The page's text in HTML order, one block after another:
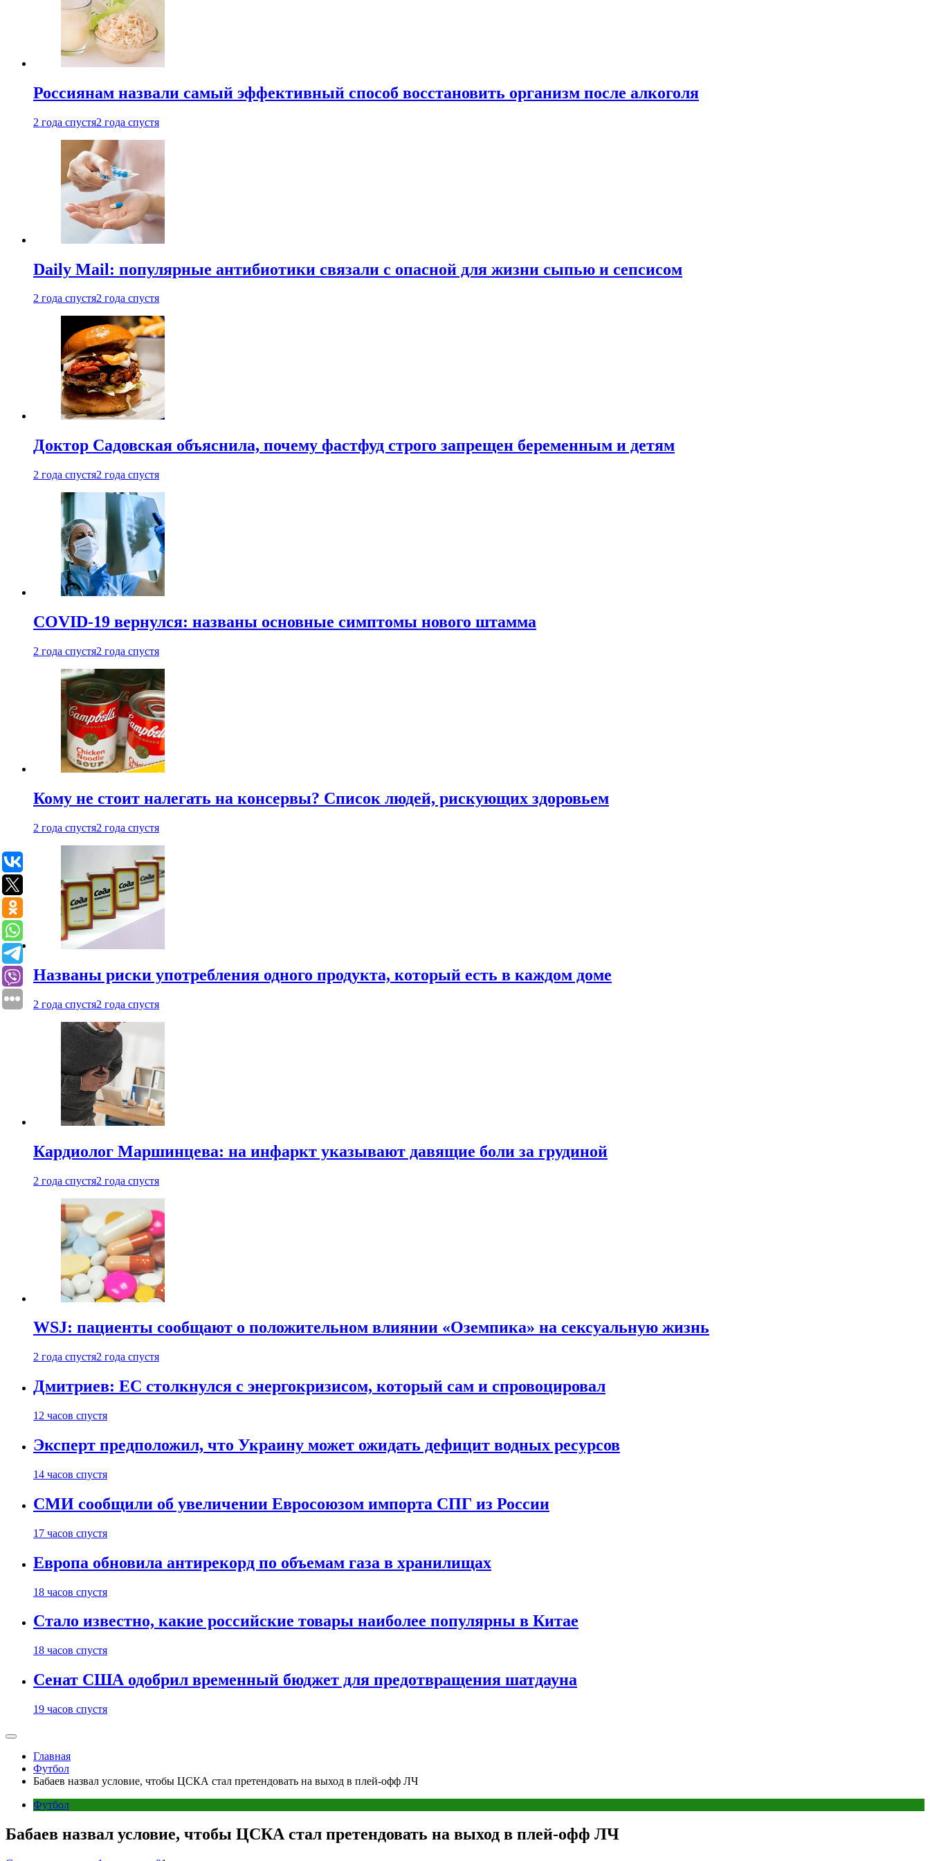
Россиянам назвали самый эффективный способ восстановить организм после алкоголя
2 года спустя2 года спустя
Daily Mail: популярные антибиотики связали с опасной для жизни сыпью и сепсисом
2 года спустя2 года спустя
Доктор Садовская объяснила, почему фастфуд строго запрещен беременным и детям
2 года спустя2 года спустя
COVID-19 вернулся: названы основные симптомы нового штамма
2 года спустя2 года спустя
Кому не стоит налегать на консервы? Список людей, рискующих здоровьем
2 года спустя2 года спустя
Названы риски употребления одного продукта, который есть в каждом доме
2 года спустя2 года спустя
Кардиолог Маршинцева: на инфаркт указывают давящие боли за грудиной
2 года спустя2 года спустя
WSJ: пациенты сообщают о положительном влиянии «Оземпика» на сексуальную жизнь
2 года спустя2 года спустя
Дмитриев: ЕС столкнулся с энергокризисом, который сам и спровоцировал
12 часов спустя
Эксперт предположил, что Украину может ожидать дефицит водных ресурсов
14 часов спустя
СМИ сообщили об увеличении Евросоюзом импорта СПГ из России
17 часов спустя
Европа обновила антирекорд по объемам газа в хранилищах
18 часов спустя
Стало известно, какие российские товары наиболее популярны в Китае
18 часов спустя
Сенат США одобрил временный бюджет для предотвращения шатдауна
19 часов спустя
Главная
Футбол
Бабаев назвал условие, чтобы ЦСКА стал претендовать на выход в плей-офф ЛЧ
Футбол
Бабаев назвал условие, чтобы ЦСКА стал претендовать на выход в плей-офф ЛЧ